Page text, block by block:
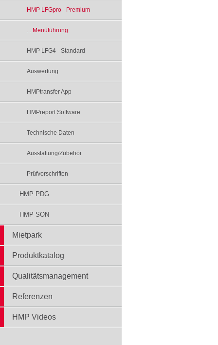
HMP LFGpro - Premium
... Menüführung
HMP LFG4 - Standard
Auswertung
HMPtransfer App
HMPreport Software
Technische Daten
Ausstattung/Zubehör
Prüfvorschriften
HMP PDG
HMP SON
Mietpark
Produktkatalog
Qualitätsmanagement
Referenzen
HMP Videos